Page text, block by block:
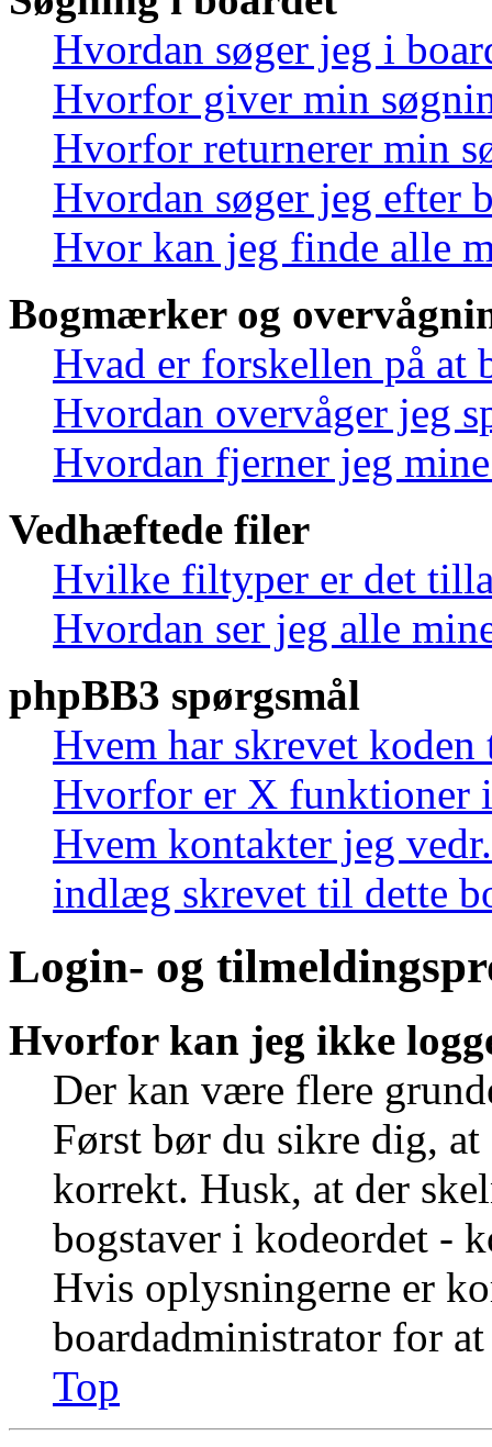
Hvordan søger jeg i
Hvorfor giver min
Hvorfor returnerer min
Hvordan søger jeg efter
Hvor kan jeg finde alle
Bogmærker og
Hvad er forskellen på at
Hvordan overvåger jeg
Hvordan fjerner jeg
Vedhæftede filer
Hvilke filtyper er det
Hvordan ser jeg alle
phpBB3 spørgsmål
Hvem har skrevet koden
Hvorfor er X funktioner
Hvem kontakter jeg
indlæg skrevet til dette
Login- og
Hvorfor kan jeg ikke
Der kan være flere
Først bør du sikre dig,
korrekt. Husk, at der
bogstaver i kodeordet -
Hvis oplysningerne er
boardadministrator for
Top